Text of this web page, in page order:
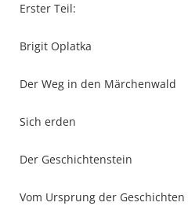
Erster Teil:
Brigit Oplatka
Der Weg in den Märchenwald
Sich erden
Der Geschichtenstein
Vom Ursprung der Geschichten